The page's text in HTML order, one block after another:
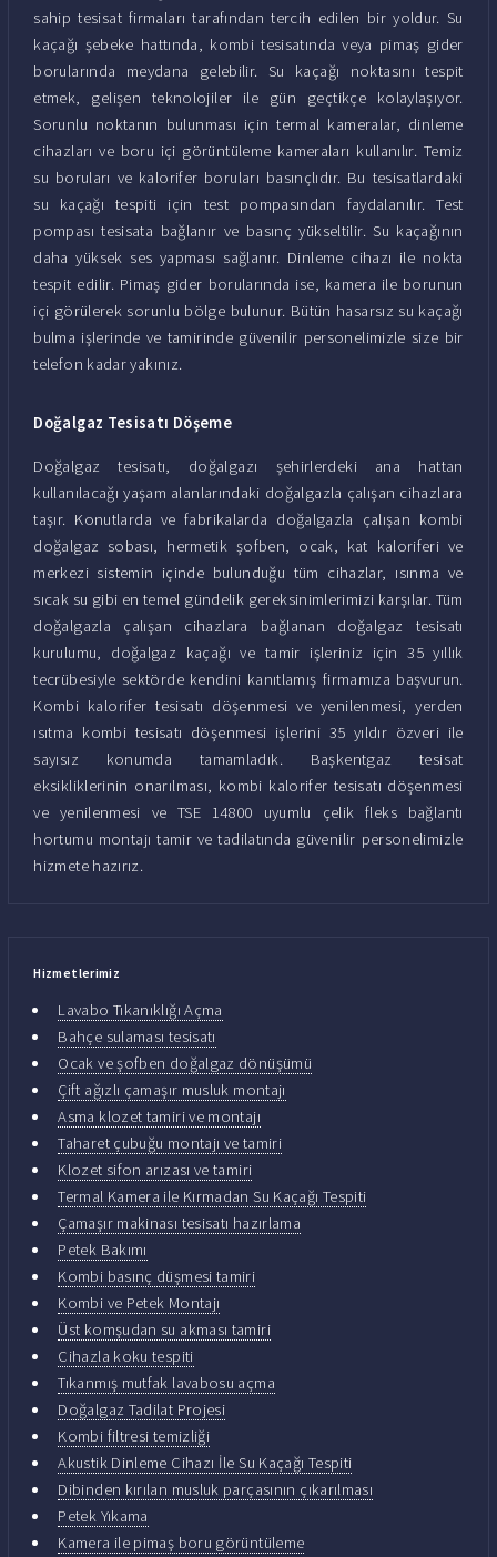
sahip tesisat firmaları tarafından tercih edilen bir yoldur. Su
kaçağı şebeke hattında, kombi tesisatında veya pimaş gider
borularında meydana gelebilir. Su kaçağı noktasını tespit
etmek, gelişen teknolojiler ile gün geçtikçe kolaylaşıyor.
Sorunlu noktanın bulunması için termal kameralar, dinleme
cihazları ve boru içi görüntüleme kameraları kullanılır. Temiz
su boruları ve kalorifer boruları basınçlıdır. Bu tesisatlardaki
su kaçağı tespiti için test pompasından faydalanılır. Test
pompası tesisata bağlanır ve basınç yükseltilir. Su kaçağının
daha yüksek ses yapması sağlanır. Dinleme cihazı ile nokta
tespit edilir. Pimaş gider borularında ise, kamera ile borunun
içi görülerek sorunlu bölge bulunur. Bütün hasarsız su kaçağı
bulma işlerinde ve tamirinde güvenilir personelimizle size bir
telefon kadar yakınız.
Doğalgaz Tesisatı Döşeme
Doğalgaz tesisatı, doğalgazı şehirlerdeki ana hattan
kullanılacağı yaşam alanlarındaki doğalgazla çalışan cihazlara
taşır. Konutlarda ve fabrikalarda doğalgazla çalışan kombi
doğalgaz sobası, hermetik şofben, ocak, kat kaloriferi ve
merkezi sistemin içinde bulunduğu tüm cihazlar, ısınma ve
sıcak su gibi en temel gündelik gereksinimlerimizi karşılar. Tüm
doğalgazla çalışan cihazlara bağlanan doğalgaz tesisatı
kurulumu, doğalgaz kaçağı ve tamir işleriniz için 35 yıllık
tecrübesiyle sektörde kendini kanıtlamış firmamıza başvurun.
Kombi kalorifer tesisatı döşenmesi ve yenilenmesi, yerden
ısıtma kombi tesisatı döşenmesi işlerini 35 yıldır özveri ile
sayısız konumda tamamladık. Başkentgaz tesisat
eksikliklerinin onarılması, kombi kalorifer tesisatı döşenmesi
ve yenilenmesi ve TSE 14800 uyumlu çelik fleks bağlantı
hortumu montajı tamir ve tadilatında güvenilir personelimizle
hizmete hazırız.
Hizmetlerimiz
Lavabo Tıkanıklığı Açma
Bahçe sulaması tesisatı
Ocak ve şofben doğalgaz dönüşümü
Çift ağızlı çamaşır musluk montajı
Asma klozet tamiri ve montajı
Taharet çubuğu montajı ve tamiri
Klozet sifon arızası ve tamiri
Termal Kamera ile Kırmadan Su Kaçağı Tespiti
Çamaşır makinası tesisatı hazırlama
Petek Bakımı
Kombi basınç düşmesi tamiri
Kombi ve Petek Montajı
Üst komşudan su akması tamiri
Cihazla koku tespiti
Tıkanmış mutfak lavabosu açma
Doğalgaz Tadilat Projesi
Kombi filtresi temizliği
Akustik Dinleme Cihazı İle Su Kaçağı Tespiti
Dibinden kırılan musluk parçasının çıkarılması
Petek Yıkama
Kamera ile pimaş boru görüntüleme